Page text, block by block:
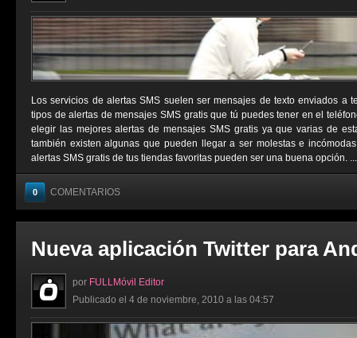
Los servicios de alertas SMS suelen ser mensajes de texto enviados a
tipos de alertas de mensajes SMS gratis que tú puedes tener en el
elegir las mejores alertas de mensajes SMS gratis ya que varias de
también existen algunas que pueden llegar a ser molestas e
alertas SMS gratis de tus tiendas favoritas pueden ser una buena opción. ...
0 COMENTARIOS
Nueva aplicación Twitter para
por FULLMóvil Editor
Publicado el 4 de noviembre, 2010 a las 04:57